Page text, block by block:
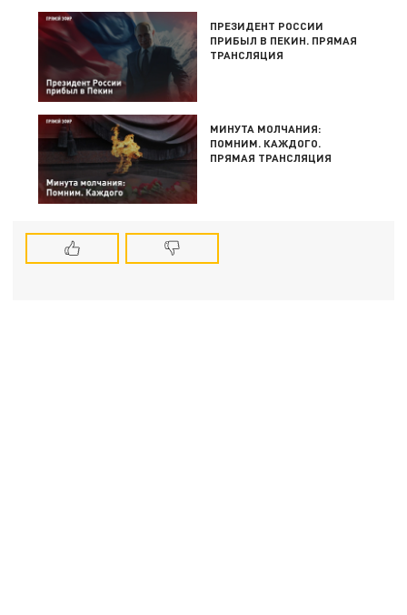
ПРЕЗИДЕНТ РОССИИ
ПРИБЫЛ В ПЕКИН. ПРЯМАЯ
ТРАНСЛЯЦИЯ
МИНУТА МОЛЧАНИЯ:
ПОМНИМ. КАЖДОГО.
ПРЯМАЯ ТРАНСЛЯЦИЯ